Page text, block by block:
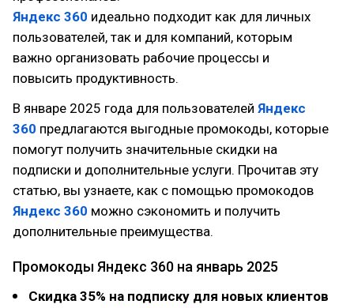
Яндекс 360 идеально подходит как для личных
пользователей, так и для компаний, которым
важно организовать рабочие процессы и
повысить продуктивность.
В январе 2025 года для пользователей Яндекс
360 предлагаются выгодные промокоды, которые
помогут получить значительные скидки на
подписки и дополнительные услуги. Прочитав эту
статью, вы узнаете, как с помощью промокодов
Яндекс 360 можно сэкономить и получить
дополнительные преимущества.
Промокоды Яндекс 360 на январь 2025
Скидка 35% на подписку для новых клиентов